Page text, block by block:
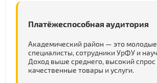
Платёжеспособная аудитория
Академический район — это
специалисты, сотрудники УрФУ и
Доход выше среднего, высокий спрос
качественные товары и услуги.